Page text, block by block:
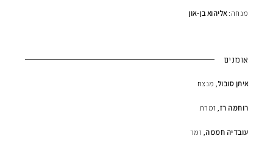
מנחה:אליהוא בן-און
אומנים
איתן סובול, מנצח
רוחמה רז, זמרת
עובדיה חממה, זמר